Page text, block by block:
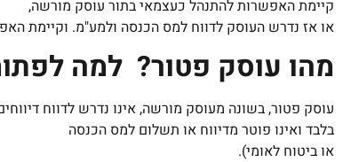
קיימת האפשרות להתנהל כעצמאי בתור עוסק מורשה,
או אז נדרש העוסק לדווח למס הכנסה ולמע"מ. וקיימת
מהו עוסק פטור? למה
עוסק פטור, בשונה מעוסק מורשה, אינו נדרש לדווח
בלבד ואינו פוטר מדיווח או תשלום למס הכנסה
או ביטוח לאומי).